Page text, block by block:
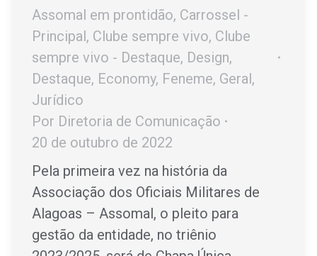
Assomal em prontidão, Carrossel -
Principal, Clube sempre vivo, Clube
sempre vivo - Destaque, Design,
Destaque, Economy, Feneme, Geral,
Jurídico
Por Diretoria de Comunicação
20 de outubro de 2022
Pela primeira vez na história da
Associação dos Oficiais Militares de
Alagoas – Assomal, o pleito para
gestão da entidade, no triênio